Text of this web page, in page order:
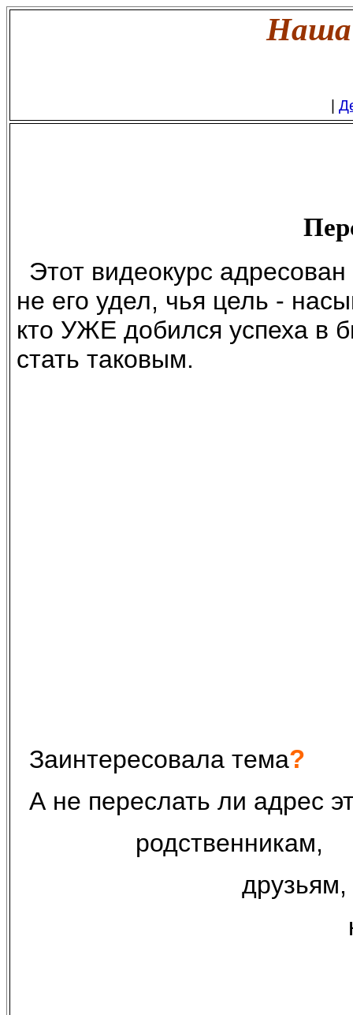
Наша
Этот видеокурс
не его удел, чья цель -
кто УЖЕ добился успеха в
стать таковым.
Заинтересовала тема?
А не переслать ли адрес
родственникам,
друзьям,